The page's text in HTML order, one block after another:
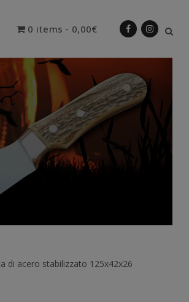
0 items 0,00€
di acero stabilizzato 125x42x26